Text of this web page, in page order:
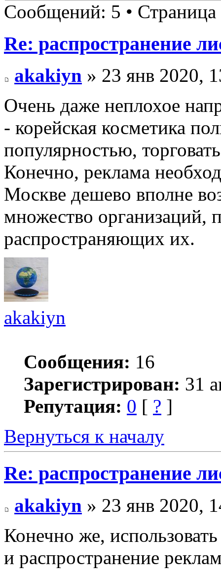
Сообщений: 5 • Страница
Re: распространение
akakiyn » 23 янв 2020,
Очень даже неплохое
- корейская косметика
популярностью,
Конечно, реклама
Москве дешево вполне
множество организаций,
распространяющих их.
akakiyn
Сообщения: 16
Зарегистрирован: 31
Репутация: 0 [ ? ]
Вернуться к началу
Re: распространение
akakiyn » 23 янв 2020,
Конечно же,
и распространение